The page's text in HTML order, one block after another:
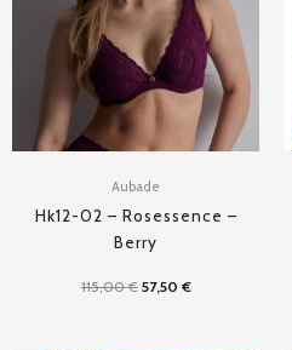
Aubade
Hk12-02 – Rosessence –
Berry
115,00€ 57,50 €